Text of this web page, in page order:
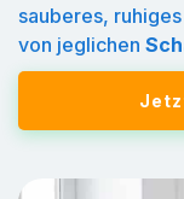
sauberes,
von jeglichen